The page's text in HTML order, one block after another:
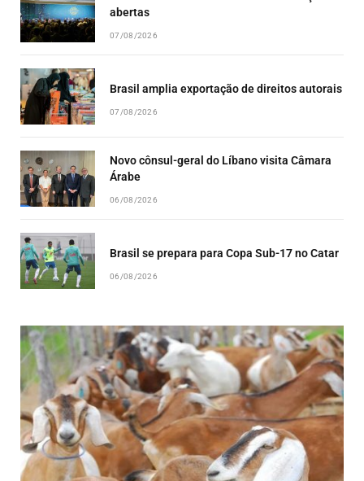
abertas
07/08/2026
Brasil amplia exportação de direitos autorais
07/08/2026
Novo cônsul-geral do Líbano visita Câmara
Árabe
06/08/2026
Brasil se prepara para Copa Sub-17 no Catar
06/08/2026